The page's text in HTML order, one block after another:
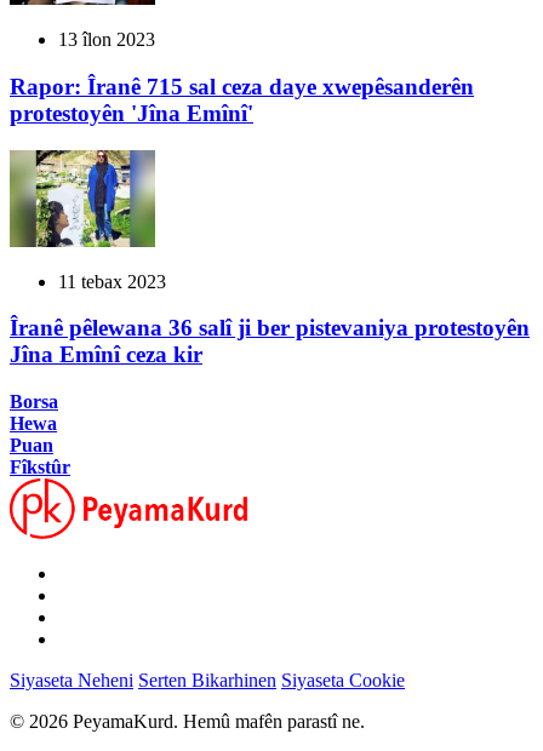
13 îlon 2023
Rapor: Îranê 715 sal ceza daye xwepêsanderên
protestoyên 'Jîna Emînî'
11 tebax 2023
Îranê pêlewana 36 salî ji ber pistevaniya protestoyên
Jîna Emînî ceza kir
Borsa
Hewa
Puan
Fîkstûr
Siyaseta Neheni Serten Bikarhinen Siyaseta Cookie
© 2026 PeyamaKurd. Hemû mafên parastî ne.